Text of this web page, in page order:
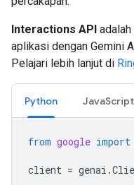
Interactions API
aplikasi dengan Gemini
Pelajari lebih lanjut di
Python JavaScript
from google import
client = genai .